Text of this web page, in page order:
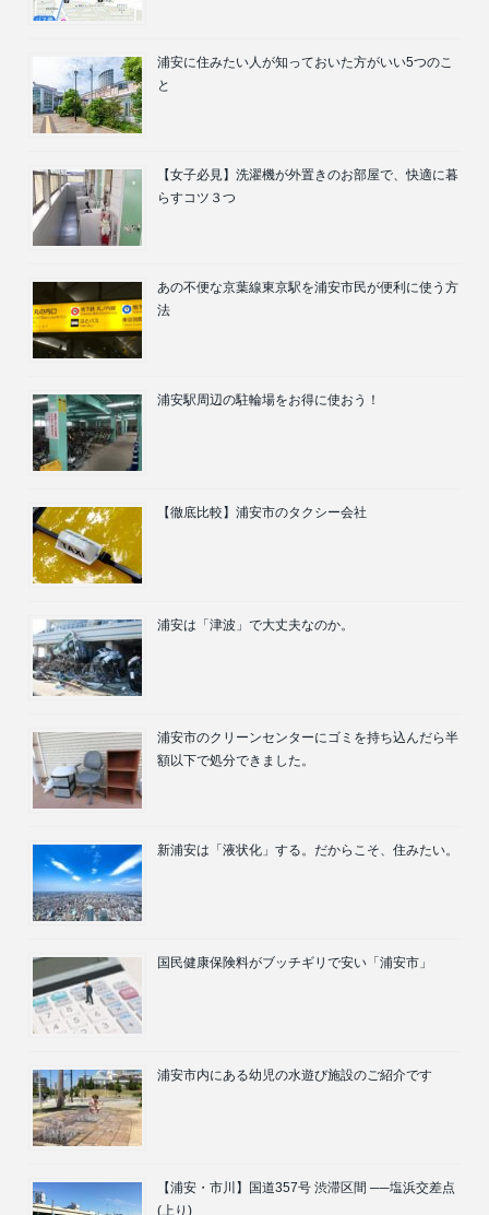
浦安に住みたい人が知っておいた方がいい5つのこ
と
【女子必見】洗濯機が外置きのお部屋で、快適に暮
らすコツ３つ
あの不便な京葉線東京駅を浦安市民が便利に使う方
法
浦安駅周辺の駐輪場をお得に使おう！
【徹底比較】浦安市のタクシー会社
浦安は「津波」で大丈夫なのか。
浦安市のクリーンセンターにゴミを持ち込んだら半
額以下で処分できました。
新浦安は「液状化」する。だからこそ、住みたい。
国民健康保険料がブッチギリで安い「浦安市」
浦安市内にある幼児の水遊び施設のご紹介です
【浦安・市川】国道357号 渋滞区間 ──塩浜交差点
(上り)